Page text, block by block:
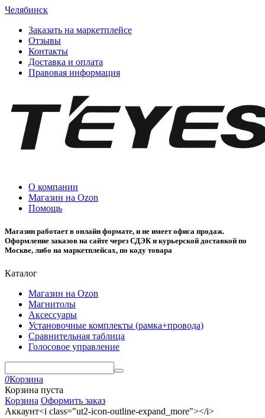
Челябинск
Заказать на маркетплейсе
Отзывы
Контакты
Доставка и оплата
Правовая информация
О компании
Магазин на Ozon
Помощь
Магазин работает в онлайн формате, и не имеет офиса продаж.
Оформление заказов на сайте через СДЭК и курьерской доставкой по
Москве, либо на маркетплейсах, по коду товара
Каталог
Магазин на Ozon
Магнитолы
Аксессуары
Установочные комплекты (рамка+провода)
Сравнительная таблица
Голосовое управление
0Корзина
Корзина пуста
Корзина Оформить заказ
Аккаунт<i class="ut2-icon-outline-expand_more"></i>